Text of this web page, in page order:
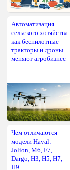
Автоматизация
сельского хозяйства:
как беспилотные
тракторы и дроны
меняют агробизнес
Чем отличаются
модели Haval:
Jolion, M6, F7,
Dargo, H3, H5, H7,
H9